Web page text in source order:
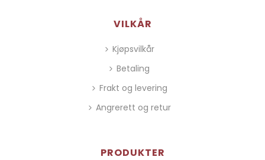
VILKÅR
Kjøpsvilkår
Betaling
Frakt og levering
Angrerett og retur
PRODUKTER